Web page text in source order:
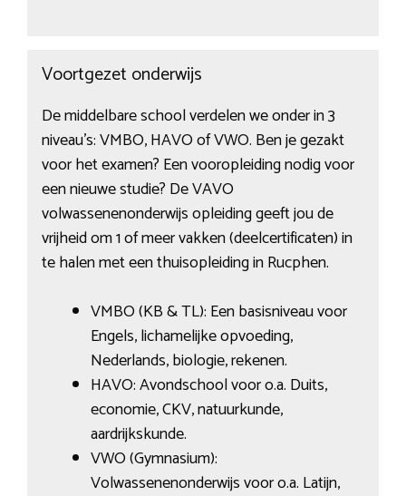
Voortgezet onderwijs
De middelbare school verdelen we onder in 3
niveau’s: VMBO, HAVO of VWO. Ben je gezakt
voor het examen? Een vooropleiding nodig voor
een nieuwe studie? De VAVO
volwassenenonderwijs opleiding geeft jou de
vrijheid om 1 of meer vakken (deelcertificaten) in
te halen met een thuisopleiding in Rucphen.
VMBO (KB & TL): Een basisniveau voor
Engels, lichamelijke opvoeding,
Nederlands, biologie, rekenen.
HAVO: Avondschool voor o.a. Duits,
economie, CKV, natuurkunde,
aardrijkskunde.
VWO (Gymnasium):
Volwassenenonderwijs voor o.a. Latijn,